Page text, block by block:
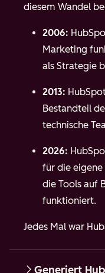
diesem Wandel
2006:
Marketing
als Strategie
2013:
Bestandteil
technische
2026:
für die
die Tools auf
funktioniert.
Jedes Mal war
Generiert